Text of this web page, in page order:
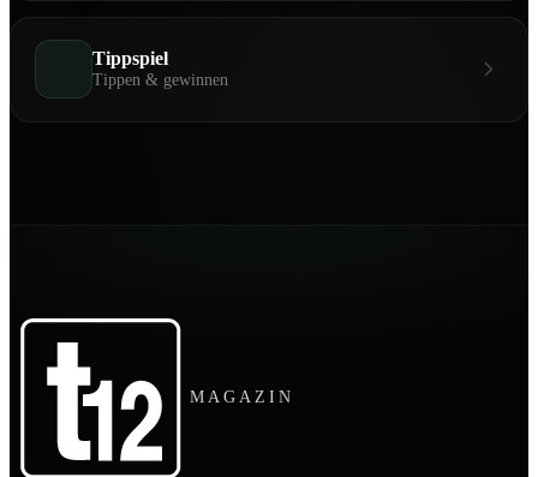
Tippspiel
Tippen & gewinnen
MAGAZIN